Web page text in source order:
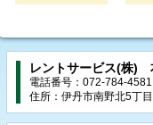
レントサービス(株)
電話番号：072-784-4581
住所：伊丹市南野北5丁